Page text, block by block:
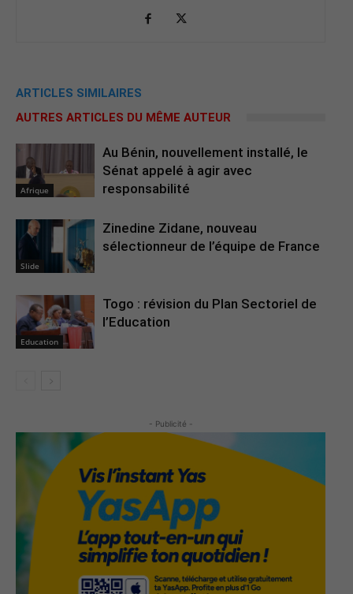
ARTICLES SIMILAIRES
AUTRES ARTICLES DU MÊME AUTEUR
Afrique
Au Bénin, nouvellement installé, le
Sénat appelé à agir avec
responsabilité
Slide
Zinedine Zidane, nouveau
sélectionneur de l’équipe de France
Education
Togo : révision du Plan Sectoriel de
l’Education
- Publicité -